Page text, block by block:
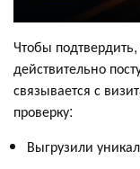
Чтобы
действительно
связывается с
проверку:
Выгрузили